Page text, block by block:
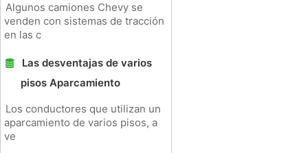
Algunos camiones Chevy se
venden con sistemas de tracción
en las c
Las desventajas de varios
pisos Aparcamiento
Los conductores que utilizan un
aparcamiento de varios pisos, a
ve